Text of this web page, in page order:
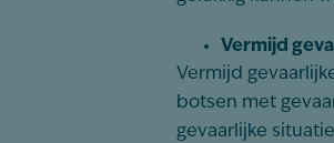
Vermijd
Vermijd
botsen met
gevaarlijke